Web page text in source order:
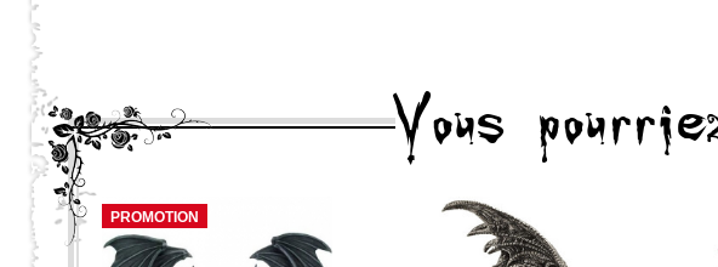
Vous
PROMOTION